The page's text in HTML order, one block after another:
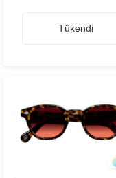
Tükendi